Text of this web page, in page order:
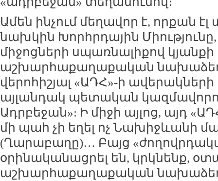
Ամեն ինչում մեղավոր է, որքան
նախկին Խորհրդային
միջոցների սպառնալիքով կյանքի
աշխարհաքաղաքական
վերոհիշյալ «ԱԴՀ»-ի
այլանդակ պետական
Ադրբեջան»: Ի միջի այլոց, այդ
մի պահ չի եղել ոչ Նախիջևանի
(Ղարաբաղը)… Բայց
օրինականացրել են, կրկնենք,
աշխարհաքաղաքական